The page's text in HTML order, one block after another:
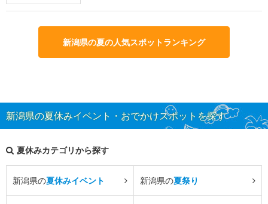
新潟県の夏の人気スポットランキング
新潟県の夏休みイベント・おでかけスポットを探す
夏休みカテゴリから探す
新潟県の夏休みイベント 新潟県の夏祭り